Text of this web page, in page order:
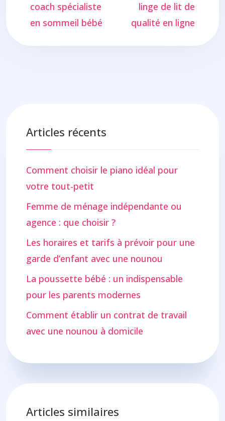
coach spécialiste
en sommeil bébé
linge de lit de
qualité en ligne
Articles récents
Comment choisir le piano idéal pour
votre tout-petit
Femme de ménage indépendante ou
agence : que choisir ?
Les horaires et tarifs à prévoir pour une
garde d’enfant avec une nounou
La poussette bébé : un indispensable
pour les parents modernes
Comment établir un contrat de travail
avec une nounou à domicile
Articles similaires